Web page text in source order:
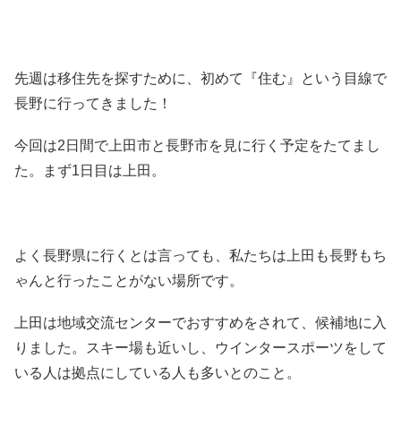
先週は移住先を探すために、初めて『住む』という目線で
長野に行ってきました！
今回は2日間で上田市と長野市を見に行く予定をたてまし
た。まず1日目は上田。
よく長野県に行くとは言っても、私たちは上田も長野もち
ゃんと行ったことがない場所です。
上田は地域交流センターでおすすめをされて、候補地に入
りました。スキー場も近いし、ウインタースポーツをして
いる人は拠点にしている人も多いとのこと。